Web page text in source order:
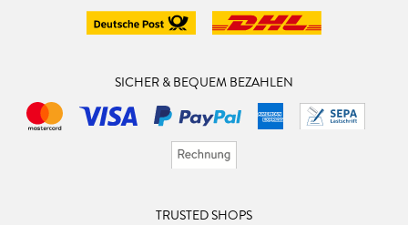
SICHER & BEQUEM BEZAHLEN
TRUSTED SHOPS